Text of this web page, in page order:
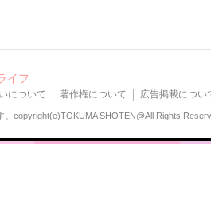
イフ
について 著作権について 広告掲載につい
copyright(c)TOKUMA SHOTEN@All Rights